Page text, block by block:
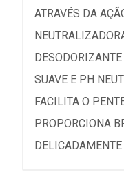
ATRAVÉS DA
SUAVE E PH
FACILITA O
PROPORCIONA
DELICADAMENTE.